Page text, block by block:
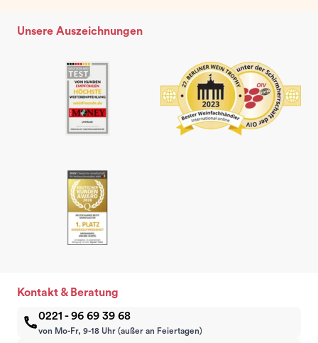
Unsere Auszeichnungen
Kontakt & Beratung
0221 - 96 69 39 68
von Mo-Fr, 9-18 Uhr (außer an Feiertagen)